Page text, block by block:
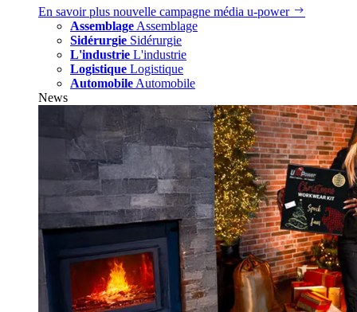
En savoir plus nouvelle campagne média u‑power
Assemblage Assemblage
Sidérurgie Sidérurgie
L'industrie L'industrie
Logistique Logistique
Automobile Automobile
News